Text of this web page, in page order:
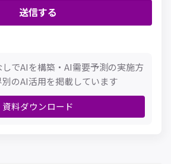
でAIを構築・AI需要予測の実施方
のAI活用を掲載しています
資料ダウンロード